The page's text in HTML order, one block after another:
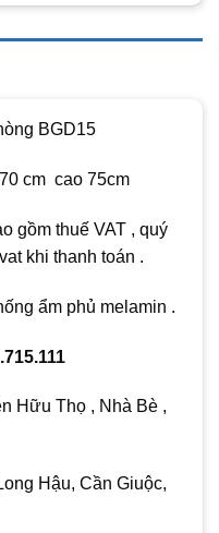
BGD15
cm cao 75cm
gồm thuế VAT , quý
khi thanh toán .
ẩm phủ melamin .
Hữu Thọ , Nhà Bè ,
Hậu, Cần Giuộc,